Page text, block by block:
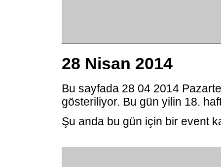
28 Nisan 2014
Bu sayfada 28 04 2014
gösteriliyor. Bu gün yilin 18.
Şu anda bu gün için bir event